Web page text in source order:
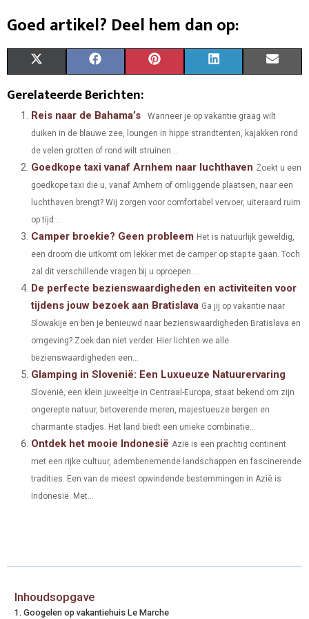
Goed artikel? Deel hem dan op:
R
O
T
W
T
E
R
)
A
R
O
C
E
O
K
R
O
T
R
S
T
A
R
O
N
K
E
D
N
R
O
I
Gerelateerde Berichten:
Reis naar de Bahama’s
Wanneer je op vakantie graag wilt
duiken in de blauwe zee, loungen in hippe strandtenten, kajakken rond
de velen grotten of rond wilt struinen...
Goedkope taxi vanaf Arnhem naar luchthaven Zoekt u een
goedkope taxi die u, vanaf Arnhem of omliggende plaatsen, naar een
luchthaven brengt? Wij zorgen voor comfortabel vervoer, uiteraard ruim
op tijd...
Camper broekie? Geen probleem Het is natuurlijk geweldig,
een droom die uitkomt om lekker met de camper op stap te gaan. Toch
zal dit verschillende vragen bij u oproepen....
De perfecte bezienswaardigheden en activiteiten voor
tijdens jouw bezoek aan Bratislava Ga jij op vakantie naar
Slowakije en ben je benieuwd naar bezienswaardigheden Bratislava en
omgeving? Zoek dan niet verder. Hier lichten we alle
bezienswaardigheden een...
Glamping in Slovenië: Een Luxueuze Natuurervaring
Slovenië, een klein juweeltje in Centraal-Europa, staat bekend om zijn
ongerepte natuur, betoverende meren, majestueuze bergen en
charmante stadjes. Het land biedt een unieke combinatie...
Ontdek het mooie Indonesië Azië is een prachtig continent
met een rijke cultuur, adembenemende landschappen en fascinerende
tradities. Een van de meest opwindende bestemmingen in Azië is
Indonesië. Met...
Inhoudsopgave
Googelen op vakantiehuis Le Marche